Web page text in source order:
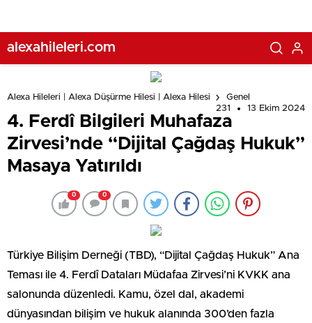
alexahileleri.com
Alexa Hileleri | Alexa Düşürme Hilesi | Alexa Hilesi
Genel
231
13 Ekim 2024
4. Ferdî Bilgileri Muhafaza
Zirvesi’nde “Dijital Çağdaş Hukuk”
Masaya Yatırıldı
0 0
Türkiye Bilişim Derneği (TBD), “Dijital Çağdaş Hukuk” Ana
Teması ile 4. Ferdî Dataları Müdafaa Zirvesi’ni KVKK ana
salonunda düzenledi. Kamu, özel dal, akademi
dünyasından bilişim ve hukuk alanında 300’den fazla